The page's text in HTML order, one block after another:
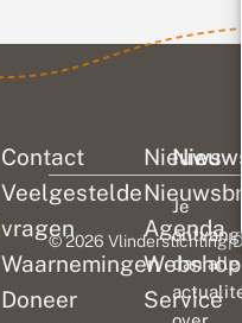
Contact
Veelgestelde
vragen
Waarnemingen
Doneer
Nieuws
Agenda
Webshop
Service
Je
ontvangt
dan alle
© 2026 Vlinderstichting|